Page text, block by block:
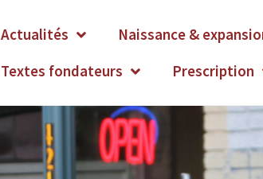
Actualités Naissance &
Textes fondateurs
Prescription